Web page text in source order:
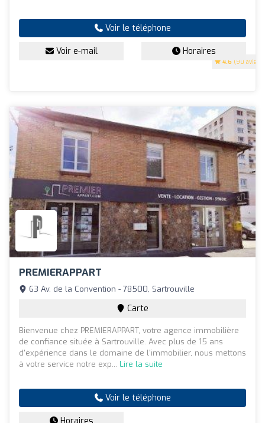
4.6 (90 avis)
Voir le téléphone
Voir e-mail Horaires
PREMIERAPPART
63 Av. de la Convention - 78500, Sartrouville
Carte
Bienvenue chez PREMIERAPPART, votre agence immobilière
de confiance située à Sartrouville. Avec plus de 15 ans
d'expérience dans le domaine de l'immobilier, nous mettons
à votre service notre exp... Lire la suite
Voir le téléphone